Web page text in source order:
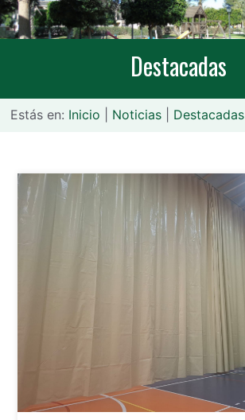
Destacadas
Estás en: Inicio Noticias Destacadas